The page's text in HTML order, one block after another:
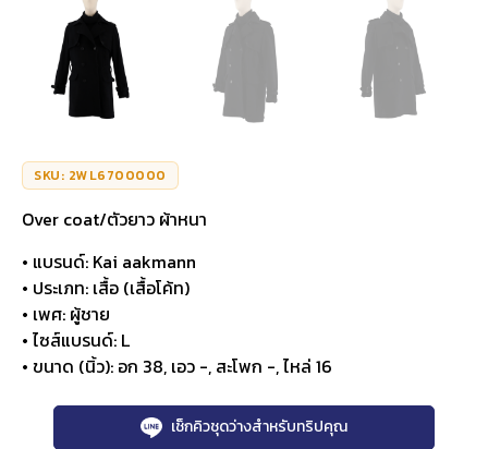
SKU: 2WL6700000
Over coat/ตัวยาว ผ้าหนา
• แบรนด์: Kai aakmann
• ประเภท: เสื้อ (เสื้อโค้ท)
• เพศ: ผู้ชาย
• ไซส์แบรนด์: L
• ขนาด (นิ้ว): อก 38, เอว -, สะโพก -, ไหล่ 16
เช็กคิวชุดว่างสำหรับทริปคุณ